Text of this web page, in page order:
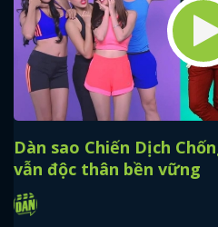
Dàn sao Chiến Dịch
vẫn độc thân bền vững